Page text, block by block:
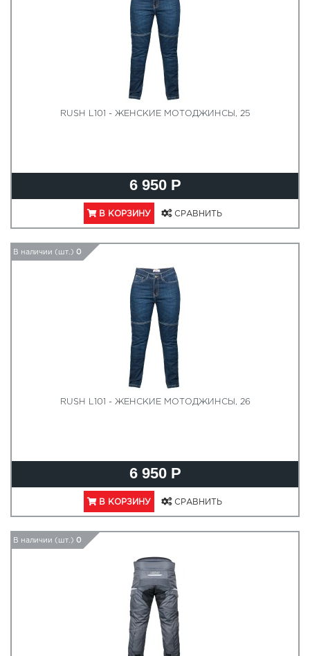
RUSH L101 - ЖЕНСКИЕ МОТОДЖИНСЫ, 25
6 950 Р
В КОРЗИНУ СРАВНИТЬ
В наличии (шт.) 0
RUSH L101 - ЖЕНСКИЕ МОТОДЖИНСЫ, 26
6 950 Р
В КОРЗИНУ СРАВНИТЬ
В наличии (шт.) 0